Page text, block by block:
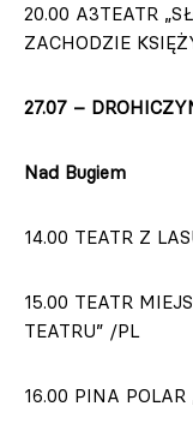
20.00 A3TEATR
ZACHODZIE
27.07 –
Nad Bugiem
14.00 TEATR Z
15.00 TEATR
TEATRU” /PL
16.00 PINA